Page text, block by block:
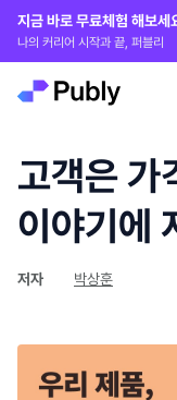
지금 바로 무료체험 해보세
나의 커리어 시작과 끝, 퍼블리
고객은 가
이야기에
저자 박상훈